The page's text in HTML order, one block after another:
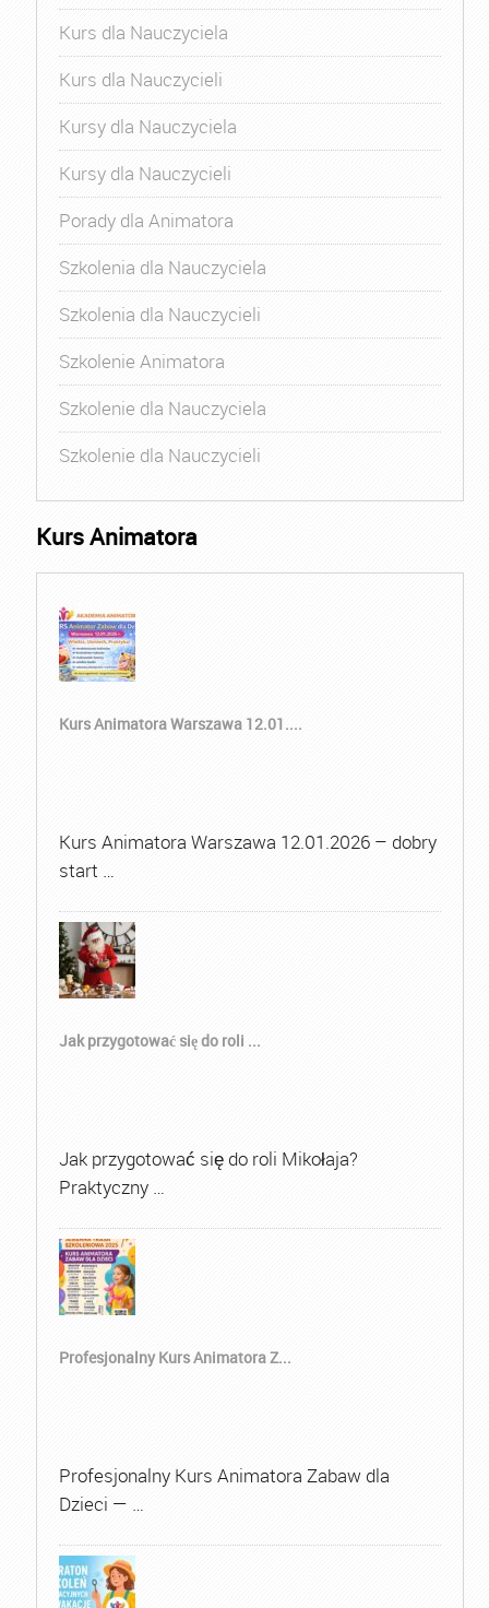
Kurs dla Nauczyciela
Kurs dla Nauczycieli
Kursy dla Nauczyciela
Kursy dla Nauczycieli
Porady dla Animatora
Szkolenia dla Nauczyciela
Szkolenia dla Nauczycieli
Szkolenie Animatora
Szkolenie dla Nauczyciela
Szkolenie dla Nauczycieli
Kurs Animatora
Kurs Animatora Warszawa 12.01....
Kurs Animatora Warszawa 12.01.2026 – dobry
start …
Jak przygotować się do roli ...
Jak przygotować się do roli Mikołaja?
Praktyczny …
Profesjonalny Kurs Animatora Z...
Profesjonalny Kurs Animatora Zabaw dla
Dzieci — …